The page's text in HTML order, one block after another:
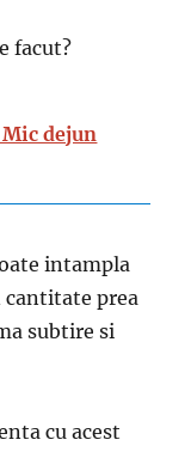
facut?
dejun
intampla
cantitate prea
subtire si
cu acest